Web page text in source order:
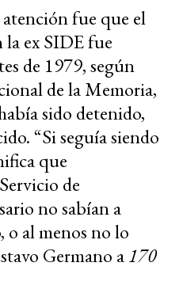
fue que el
ex SIDE fue
de 1979, según
de la Memoria,
sido detenido,
“Si seguía siendo
que
de
no sabían a
o al menos no lo
Germano a170